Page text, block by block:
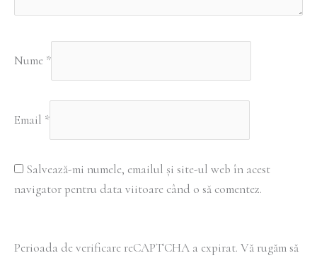
Nume *
Email *
Salvează-mi numele, emailul și site-ul web în acest
navigator pentru data viitoare când o să comentez.
Perioada de verificare reCAPTCHA a expirat. Vă rugăm să